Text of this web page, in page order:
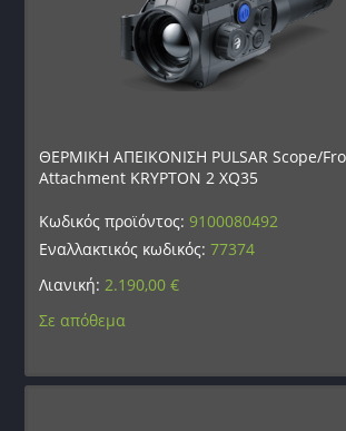
ΘΕΡΜΙΚΗ ΑΠΕΙΚΟΝΙΣΗ PULSAR Scope/
Attachment KRYPTON 2 XQ35
Κωδικός προϊόντος:9100080492
Εναλλακτικός κωδικός:77374
Λιανική: 2.190,00€
Σε απόθεμα